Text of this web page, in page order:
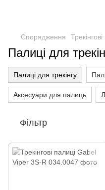
Спорядження
Палиці для
Палиці для трекінгу
Аксесуари для палиць
Фільтр